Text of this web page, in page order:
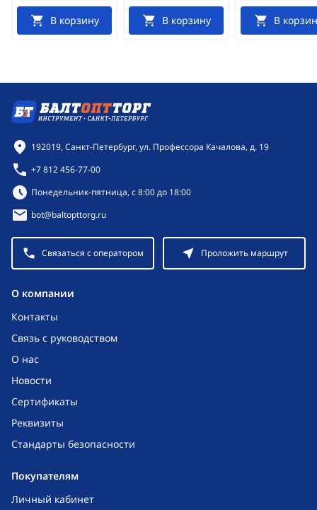
В корзину В корзину В
O компании
Контакты
Связь с руководством
О нас
Новости
Сертификаты
Реквизиты
Стандарты безопасности
Покупателям
Личный кабинет
Контактная информация
192019, Санкт-Петербург, ул. Профессора Качалова, д. 19
+7 812 456-77-00
Режим работы:
Понедельник-пятница, с 8:00 до 18:00
bot@baltopttorg.ru
Связаться с оператором Проложить маршрут